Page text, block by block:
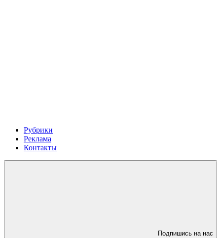
Рубрики
Реклама
Контакты
Подпишись на нас